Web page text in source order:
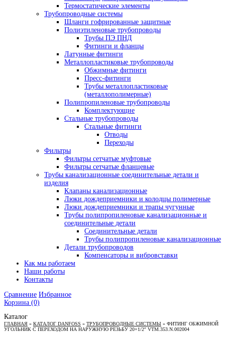
Термостатические элементы
Трубопроводные системы
Шланги гофрированные защитные
Полиэтиленовые трубопроводы
Трубы ПЭ ПНД
Фитинги и фланцы
Латунные фитинги
Металлопластиковые трубопроводы
Обжимные фитинги
Пресс-фитинги
Трубы металлопластиковые
(металлополимерные)
Полипропиленовые трубопроводы
Комплектующие
Стальные трубопроводы
Стальные фитинги
Отводы
Переходы
Фильтры
Фильтры сетчатые муфтовые
Фильтры сетчатые фланцевые
Трубы канализационные соединительные детали и
изделия
Клапаны канализационные
Люки дождеприемники и колодцы полимерные
Люки дождеприемники и трапы чугунные
Трубы полипропиленовые канализационные и
соединительные детали
Соединительные детали
Трубы полипропиленовые канализационные
Детали трубопроводов
Компенсаторы и вибровставки
Как мы работаем
Наши работы
Контакты
Сравнение Избранное
Корзина (0)
Каталог
ГЛАВНАЯ » КАТАЛОГ DANFOSS » ТРУБОПРОВОДНЫЕ СИСТЕМЫ » ФИТИНГ ОБЖИМНОЙ
УГОЛЬНИК С ПЕРЕХОДОМ НА НАРУЖНУЮ РЕЗЬБУ 20×1/2″ VTM.353.N.002004